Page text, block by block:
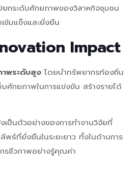
กระดับศักยภาพของวิสาหกิจชุมชน
ข้มแข็งและยั่งยืน
Impact
าพระดับสูง โดยนำทรัพยากรท้องถิ่น
กยภาพในการแข่งขัน สร้างรายได้
ป็นตัวอย่างของการทำงานวิจัยที่
ธ์ที่ยั่งยืนในระยะยาว ทั้งในด้านการ
รชีวภาพอย่างรู้คุณค่า